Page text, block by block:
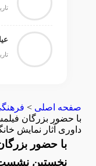
تاریخ
تاریخ
صفحه اصلی >
با حضور بزرگان
داوری آثار نمایش
با حضور
نخستین نشست